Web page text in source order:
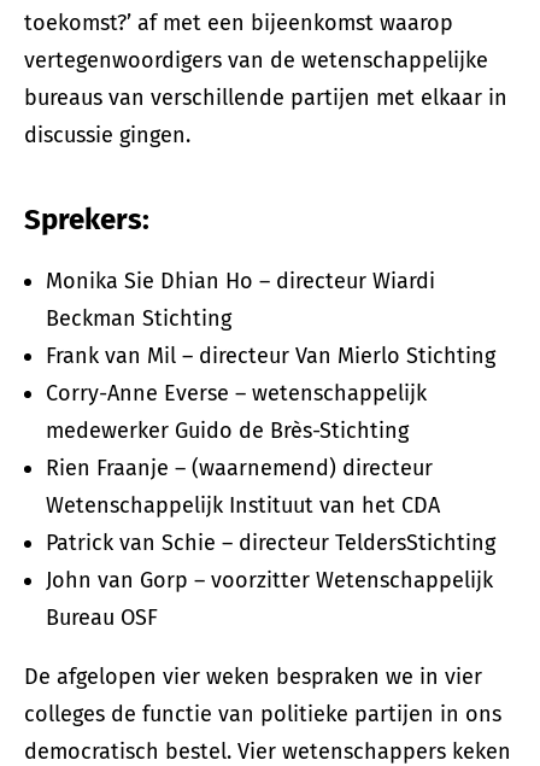
toekomst?’ af met een bijeenkomst waarop
vertegenwoordigers van de wetenschappelijke
bureaus van verschillende partijen met elkaar in
discussie gingen.
Sprekers:
Monika Sie Dhian Ho – directeur Wiardi
Beckman Stichting
Frank van Mil – directeur Van Mierlo Stichting
Corry-Anne Everse – wetenschappelijk
medewerker Guido de Brès-Stichting
Rien Fraanje – (waarnemend) directeur
Wetenschappelijk Instituut van het CDA
Patrick van Schie – directeur TeldersStichting
John van Gorp – voorzitter Wetenschappelijk
Bureau OSF
De afgelopen vier weken bespraken we in vier
colleges de functie van politieke partijen in ons
democratisch bestel. Vier wetenschappers keken